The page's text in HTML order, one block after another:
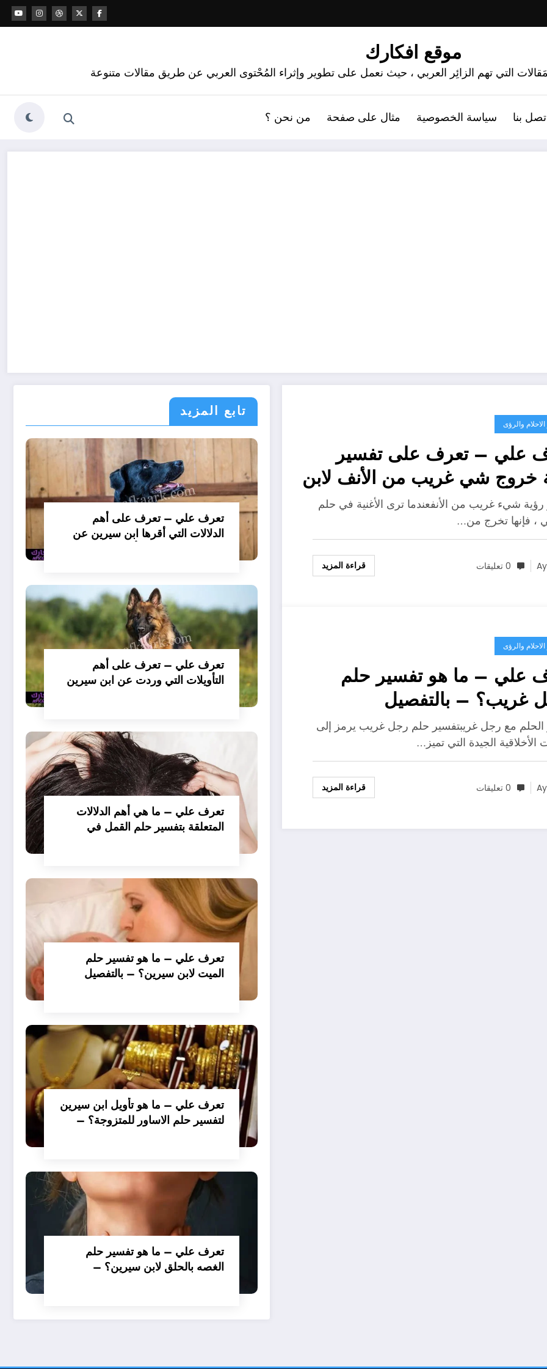
موقع افكارك
التي تهم الزائِر العربي ، حيث نعمل على تطوير وإثراء المُحْتوى العربي عن طريق مقالات متنوعة
بنا سياسة الخصوصية مثال على صفحة من نحن ؟
والرؤى
علي – تعرف على تفسير
خروج شي غريب من الأنف لابن
– بالتفصيل
شيء غريب من الأنفعندما ترى الأغنية في حلم
، فإنها تخرج من…
0 تعليقات قراءة المزيد
والرؤى
علي – ما هو تفسير حلم
غريب؟ – بالتفصيل
الحلم مع رجل غريبتفسير حلم رجل غريب يرمز إلى
الأخلاقية الجيدة التي تميز…
0 تعليقات قراءة المزيد
تابع المزيد
تعرف علي – تعرف على أهم
الدلالات التي أقرها ابن سيرين عن
تعرف علي – تعرف على أهم
التأويلات التي وردت عن ابن سيرين
تعرف علي – ما هي أهم الدلالات
المتعلقة بتفسير حلم القمل في
تعرف علي – ما هو تفسير حلم
الميت لابن سيرين؟ – بالتفصيل
تعرف علي – ما هو تأويل ابن سيرين
لتفسير حلم الاساور للمتزوجة؟ –
تعرف علي – ما هو تفسير حلم
الغصه بالحلق لابن سيرين؟ –